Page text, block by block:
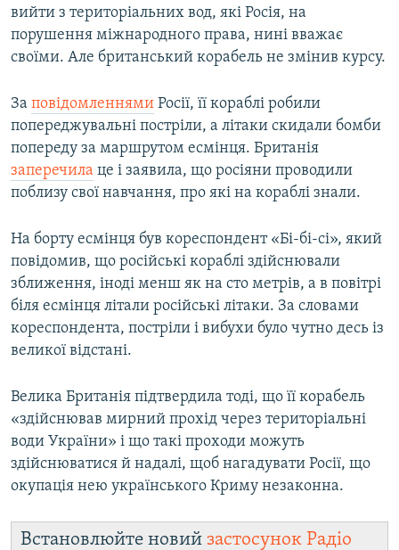
вийти з територіальних вод, які Росія, на
порушення міжнародного права, нині вважає
своїми. Але британський корабель не змінив курсу.
За повідомленнями Росії, її кораблі робили
попереджувальні постріли, а літаки скидали бомби
попереду за маршрутом есмінця. Британія
заперечила це і заявила, що росіяни проводили
поблизу свої навчання, про які на кораблі знали.
На борту есмінця був кореспондент «Бі-бі-сі», який
повідомив, що російські кораблі здійснювали
зближення, іноді менш як на сто метрів, а в повітрі
біля есмінця літали російські літаки. За словами
кореспондента, постріли і вибухи було чутно десь із
великої відстані.
Велика Британія підтвердила тоді, що її корабель
«здійснював мирний прохід через територіальні
води України» і що такі проходи можуть
здійснюватися й надалі, щоб нагадувати Росії, що
окупація нею українського Криму незаконна.
Встановлюйте новий застосунок Радіо